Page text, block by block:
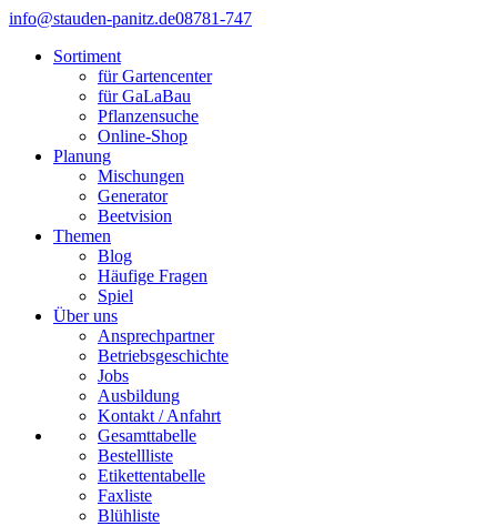
info@stauden-panitz.de08781-747
Sortiment
für Gartencenter
für GaLaBau
Pflanzensuche
Online-Shop
Planung
Mischungen
Generator
Beetvision
Themen
Blog
Häufige Fragen
Spiel
Über uns
Ansprechpartner
Betriebsgeschichte
Jobs
Ausbildung
Kontakt / Anfahrt
Gesamttabelle
Bestellliste
Etikettentabelle
Faxliste
Blühliste